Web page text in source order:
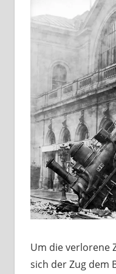
Um die verlorene
sich der Zug dem